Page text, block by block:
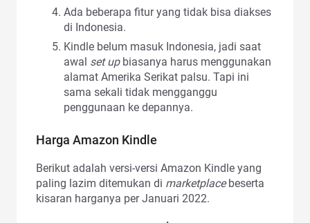
Ada beberapa fitur yang tidak bisa diakses
di Indonesia.
Kindle belum masuk Indonesia, jadi saat
awal set up biasanya harus menggunakan
alamat Amerika Serikat palsu. Tapi ini
sama sekali tidak mengganggu
penggunaan ke depannya.
Harga Amazon Kindle
Berikut adalah versi-versi Amazon Kindle yang
paling lazim ditemukan di marketplacebeserta
kisaran harganya per Januari 2022.